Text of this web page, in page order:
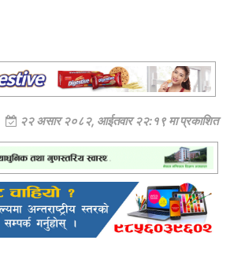
२२ असार २०८२, आईतवार २२:१९ मा प्रकाशित